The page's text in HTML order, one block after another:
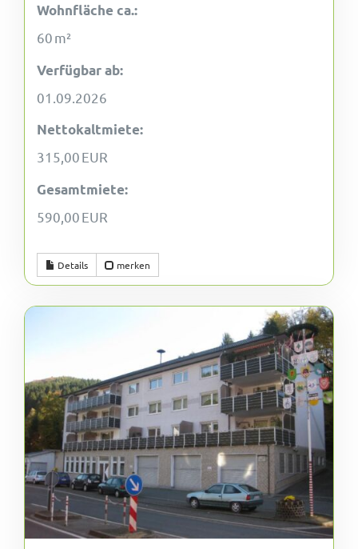
Wohnfläche ca.:
60 m²
Verfügbar ab:
01.09.2026
Nettokaltmiete:
315,00 EUR
Gesamtmiete:
590,00 EUR
Details merken